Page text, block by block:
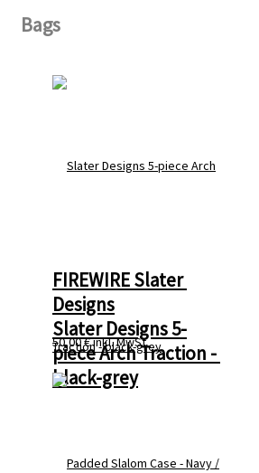
Bags
FIREWIRE Slater
Designs
Slater Designs 5-
piece Arch Traction -
black-grey
50,00 €inkl. MwSt